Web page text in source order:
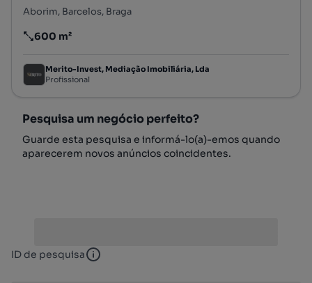
Aborim, Barcelos, Braga
Preço por metro quadrado
600 m²
Merito-Invest, Mediação Imobiliária, Lda
Profissional
Pesquisa um negócio perfeito?
Guarde esta pesquisa e informá-lo(a)-emos quando
aparecerem novos anúncios coincidentes.
ID de pesquisa ID de pesquisa